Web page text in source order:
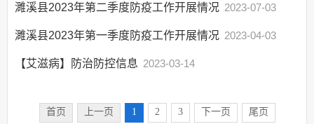
及重点民生领域
社会救助和社会福利
国家免疫规划
濉溪县2023年第二季度防疫工作开展情况 2023-07-03
濉溪县2023年第一季度防疫工作开展情况 2023-04-03
【艾滋病】防治防控信息 2023-03-14
首页 上一页 1 2 3 下一页 尾页